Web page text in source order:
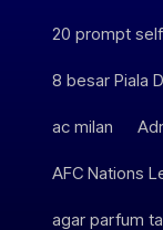
20 prompt
8 besar Piala
ac milan
AFC Nations
agar parfum